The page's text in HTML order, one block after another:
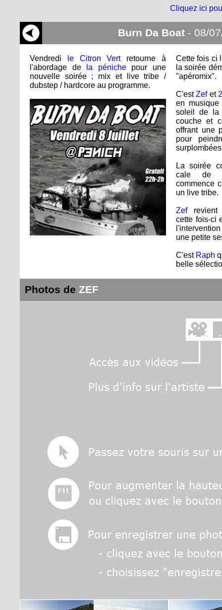
Cliquez ici
Burn Da Boat- 08/
Vendredi le Citron Vertretourne à
l'abordage de
la pénichepour une
nouvelle soirée ; mix et live tribe /
dubstep / hardcore au programme.
Cette fois ci
la soirée
"apéromix".
C'estZefet
en
soleil de la
couche et
offrant une
pour
La soirée
cale de
commence
un live tribe.
Zefrevient
cette fois-ci
une petite
C'est Raph
belle
Photos de ZEF